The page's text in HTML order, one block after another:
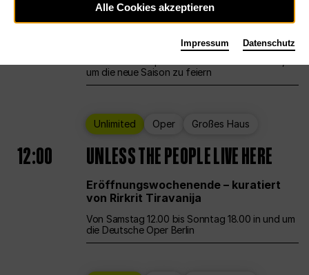
12:00 Eröffnungswochenende
um die neue Saison zu feiern
Unlimited Oper Großes Haus
12:00 UNLESS THE PEOPLE LIVE HERE
Eröffnungswochenende – kuratiert
von Rirkrit Tiravanija
Von Samstag 12.00 bis Sonntag 18.00 in und um
die Deutsche Oper Berlin
Alle Cookies akzeptieren
Impressum Datenschutz